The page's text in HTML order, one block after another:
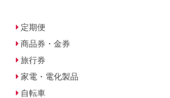
定期便
商品券・金券
旅行券
家電・電化製品
自転車